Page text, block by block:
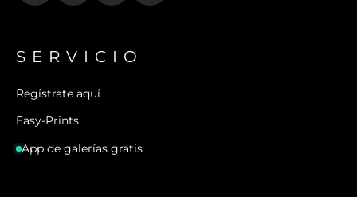
SERVICIO
Regístrate aquí
Easy-Prints
App de galerías gratis